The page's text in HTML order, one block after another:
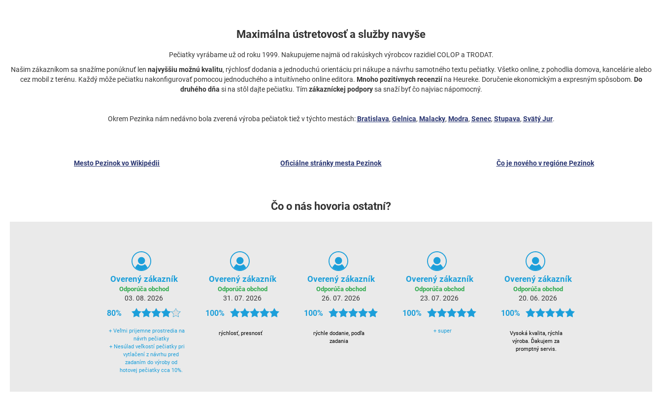
Maximálna ústretovosť a služby navyše
Pečiatky vyrábame už od roku 1999. Nakupujeme najmä od rakúskych výrobcov razidiel COLOP a TRODAT.
Našim zákazníkom sa snažíme ponúknuť len najvyššiu možnú kvalitu, rýchlosť dodania a jednoduchú orientáciu pri nákupe a návrhu samotného textu pečiatky. Všetko online, z pohodlia domova, kancelárie alebo
cez mobil z terénu. Každý môže pečiatku nakonfigurovať pomocou jednoduchého a intuitívneho online editora. Mnoho pozitívnych recenziína Heureke. Doručenie ekonomickým a expresným spôsobom. Do
druhého dňa si na stôl dajte pečiatku. Tímzákazníckej podporysa snaží byť čo najviac nápomocný.
Okrem Pezinka nám nedávno bola zverená výroba pečiatok tiež v týchto mestách:Bratislava, Gelnica, Malacky, Modra, Senec, Stupava, Svätý Jur.
Mesto Pezinok vo Wikipédii Oficiálne stránky mesta Pezinok Čo je nového v regióne Pezinok
Čo o nás hovoria ostatní?
Overený zákazník
Odporúča obchod
03. 08. 2026
80%
+ Veľmi prijemne prostredia na
návrh pečiatky
+Nesúlad veľkostí pečiatky pri
vytlačení z návrhu pred
zadaním do výroby od
hotovej pečiatky cca 10%.
Overený zákazník
Odporúča obchod
31. 07. 2026
100%
rýchlosť, presnosť
Overený zákazník
Odporúča obchod
26. 07. 2026
100%
rýchle dodanie, podľa
zadania
Overený zákazník
Odporúča obchod
23. 07. 2026
100%
+super
Overený zákazník
Odporúča obchod
20. 06. 2026
100%
Vysoká kvalita, rýchla
výroba. Ďakujem za
promptný servis.